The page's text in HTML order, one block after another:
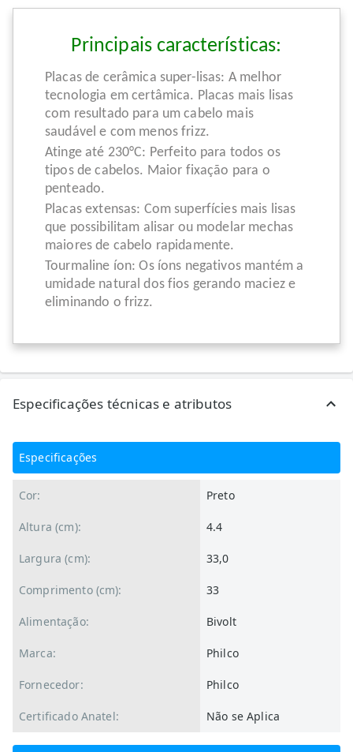
Principais características:
Placas de cerâmica super-lisas: A melhor
tecnologia em certâmica. Placas mais lisas
com resultado para um cabelo mais
saudável e com menos frizz.
Atinge até 230°C: Perfeito para todos os
tipos de cabelos. Maior fixação para o
penteado.
Placas extensas: Com superfícies mais lisas
que possibilitam alisar ou modelar mechas
maiores de cabelo rapidamente.
Tourmaline íon: Os íons negativos mantém a
umidade natural dos fios gerando maciez e
eliminando o frizz.
Especificações técnicas e atributos
Especificações
Cor: Preto
Altura (cm): 4.4
Largura (cm): 33,0
Comprimento (cm): 33
Alimentação: Bivolt
Marca: Philco
Fornecedor: Philco
Certificado Anatel: Não se Aplica